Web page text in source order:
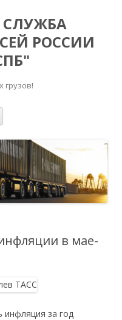
СЛУЖБА
РОССИИ
грузов!
в мае-
инфляция за год